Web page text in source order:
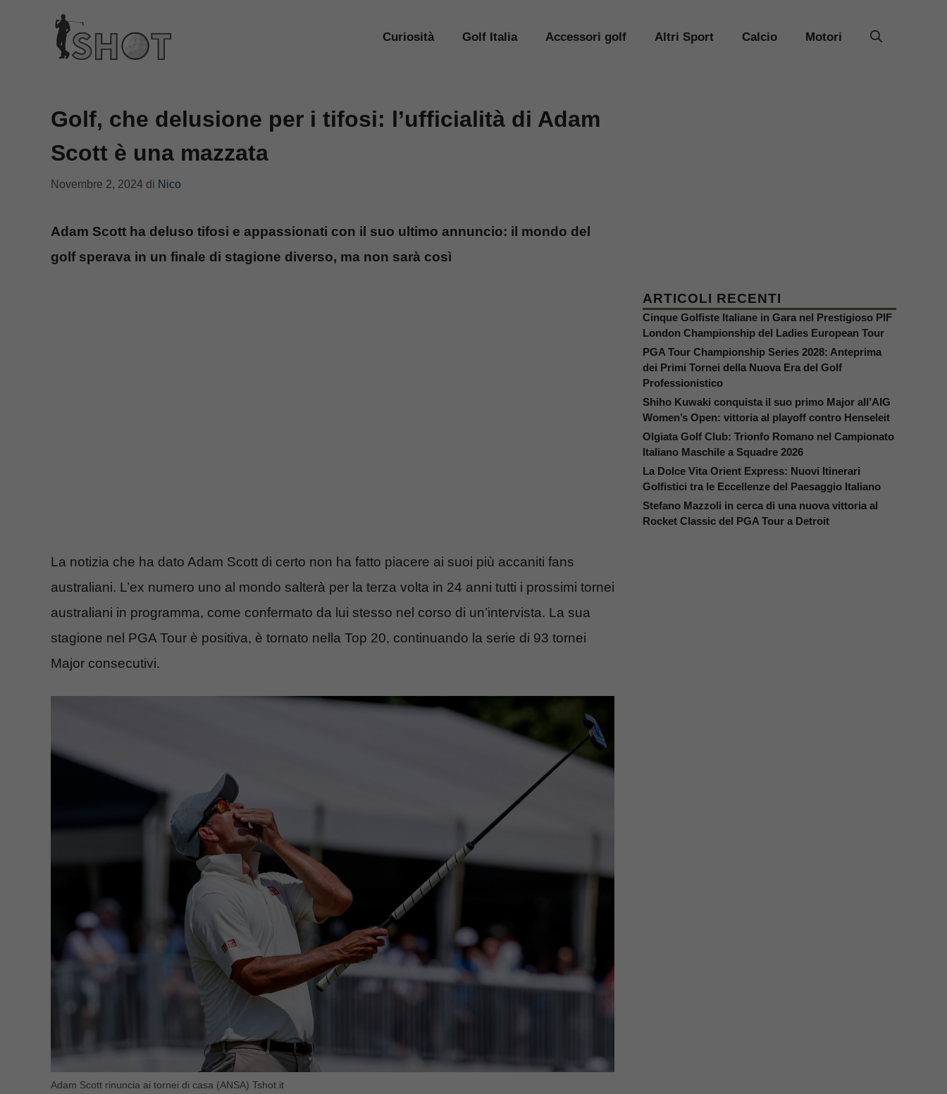
contenuto
Curiosità Golf Italia Accessori golf Altri Sport Calcio Motori
Golf, che delusione per i tifosi: l’ufficialità di Adam
Scott è una mazzata
Novembre 2, 2024 di Nico
Adam Scott ha deluso tifosi e appassionati con il suo ultimo annuncio: il mondo del
golf sperava in un finale di stagione diverso, ma non sarà così
La notizia che ha dato Adam Scott di certo non ha fatto piacere ai suoi più accaniti fans
australiani. L’ex numero uno al mondo salterà per la terza volta in 24 anni tutti i prossimi tornei
australiani in programma, come confermato da lui stesso nel corso di un’intervista. La sua
stagione nel PGA Tour è positiva, è tornato nella Top 20, continuando la serie di 93 tornei
Major consecutivi.
Adam Scott rinuncia ai tornei di casa (ANSA) Tshot.it
ARTICOLI RECENTI
Cinque Golfiste Italiane in Gara nel Prestigioso PIF
London Championship del Ladies European Tour
PGA Tour Championship Series 2028: Anteprima
dei Primi Tornei della Nuova Era del Golf
Professionistico
Shiho Kuwaki conquista il suo primo Major all’AIG
Women’s Open: vittoria al playoff contro Henseleit
Olgiata Golf Club: Trionfo Romano nel Campionato
Italiano Maschile a Squadre 2026
La Dolce Vita Orient Express: Nuovi Itinerari
Golfistici tra le Eccellenze del Paesaggio Italiano
Stefano Mazzoli in cerca di una nuova vittoria al
Rocket Classic del PGA Tour a Detroit